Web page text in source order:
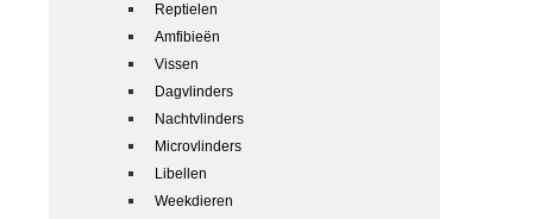
Reptielen
Amfibieën
Vissen
Dagvlinders
Nachtvlinders
Microvlinders
Libellen
Weekdieren